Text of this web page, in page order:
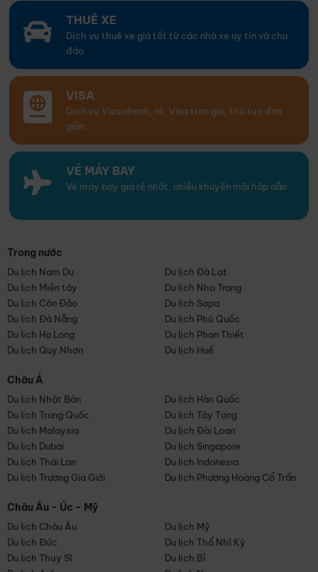
THUÊ XE
Dịch vụ thuê xe giá tốt từ các nhà xe uy tín và chu
đáo
VISA
Dịch vụ Visa nhanh, rẻ. Visa trọn gói, thủ tục đơn
giản
VÉ MÁY BAY
Vé máy bay giá rẻ nhất, nhiều khuyến mãi hấp dẫn
Trong nước
Du lịch Nam Du
Du lịch Đà Lạt
Du lịch Miền tây
Du lịch Nha Trang
Du lịch Côn Đảo
Du lịch Sapa
Du lịch Đà Nẵng
Du lịch Phú Quốc
Du lịch Hạ Long
Du lịch Phan Thiết
Du lịch Quy Nhơn
Du lịch Huế
Châu Á
Du lịch Nhật Bản
Du lịch Hàn Quốc
Du lịch Trung Quốc
Du lịch Tây Tạng
Du lịch Malaysia
Du lịch Đài Loan
Du lịch Dubai
Du lịch Singapore
Du lịch Thái Lan
Du lịch Indonesia
Du lịch Trương Gia Giới
Du lịch Phượng Hoàng Cổ Trấn
Châu Âu - Úc - Mỹ
Du lịch Châu Âu
Du lịch Mỹ
Du lịch Đức
Du lịch Thổ Nhĩ Kỳ
Du lịch Thụy Sĩ
Du lịch Bỉ